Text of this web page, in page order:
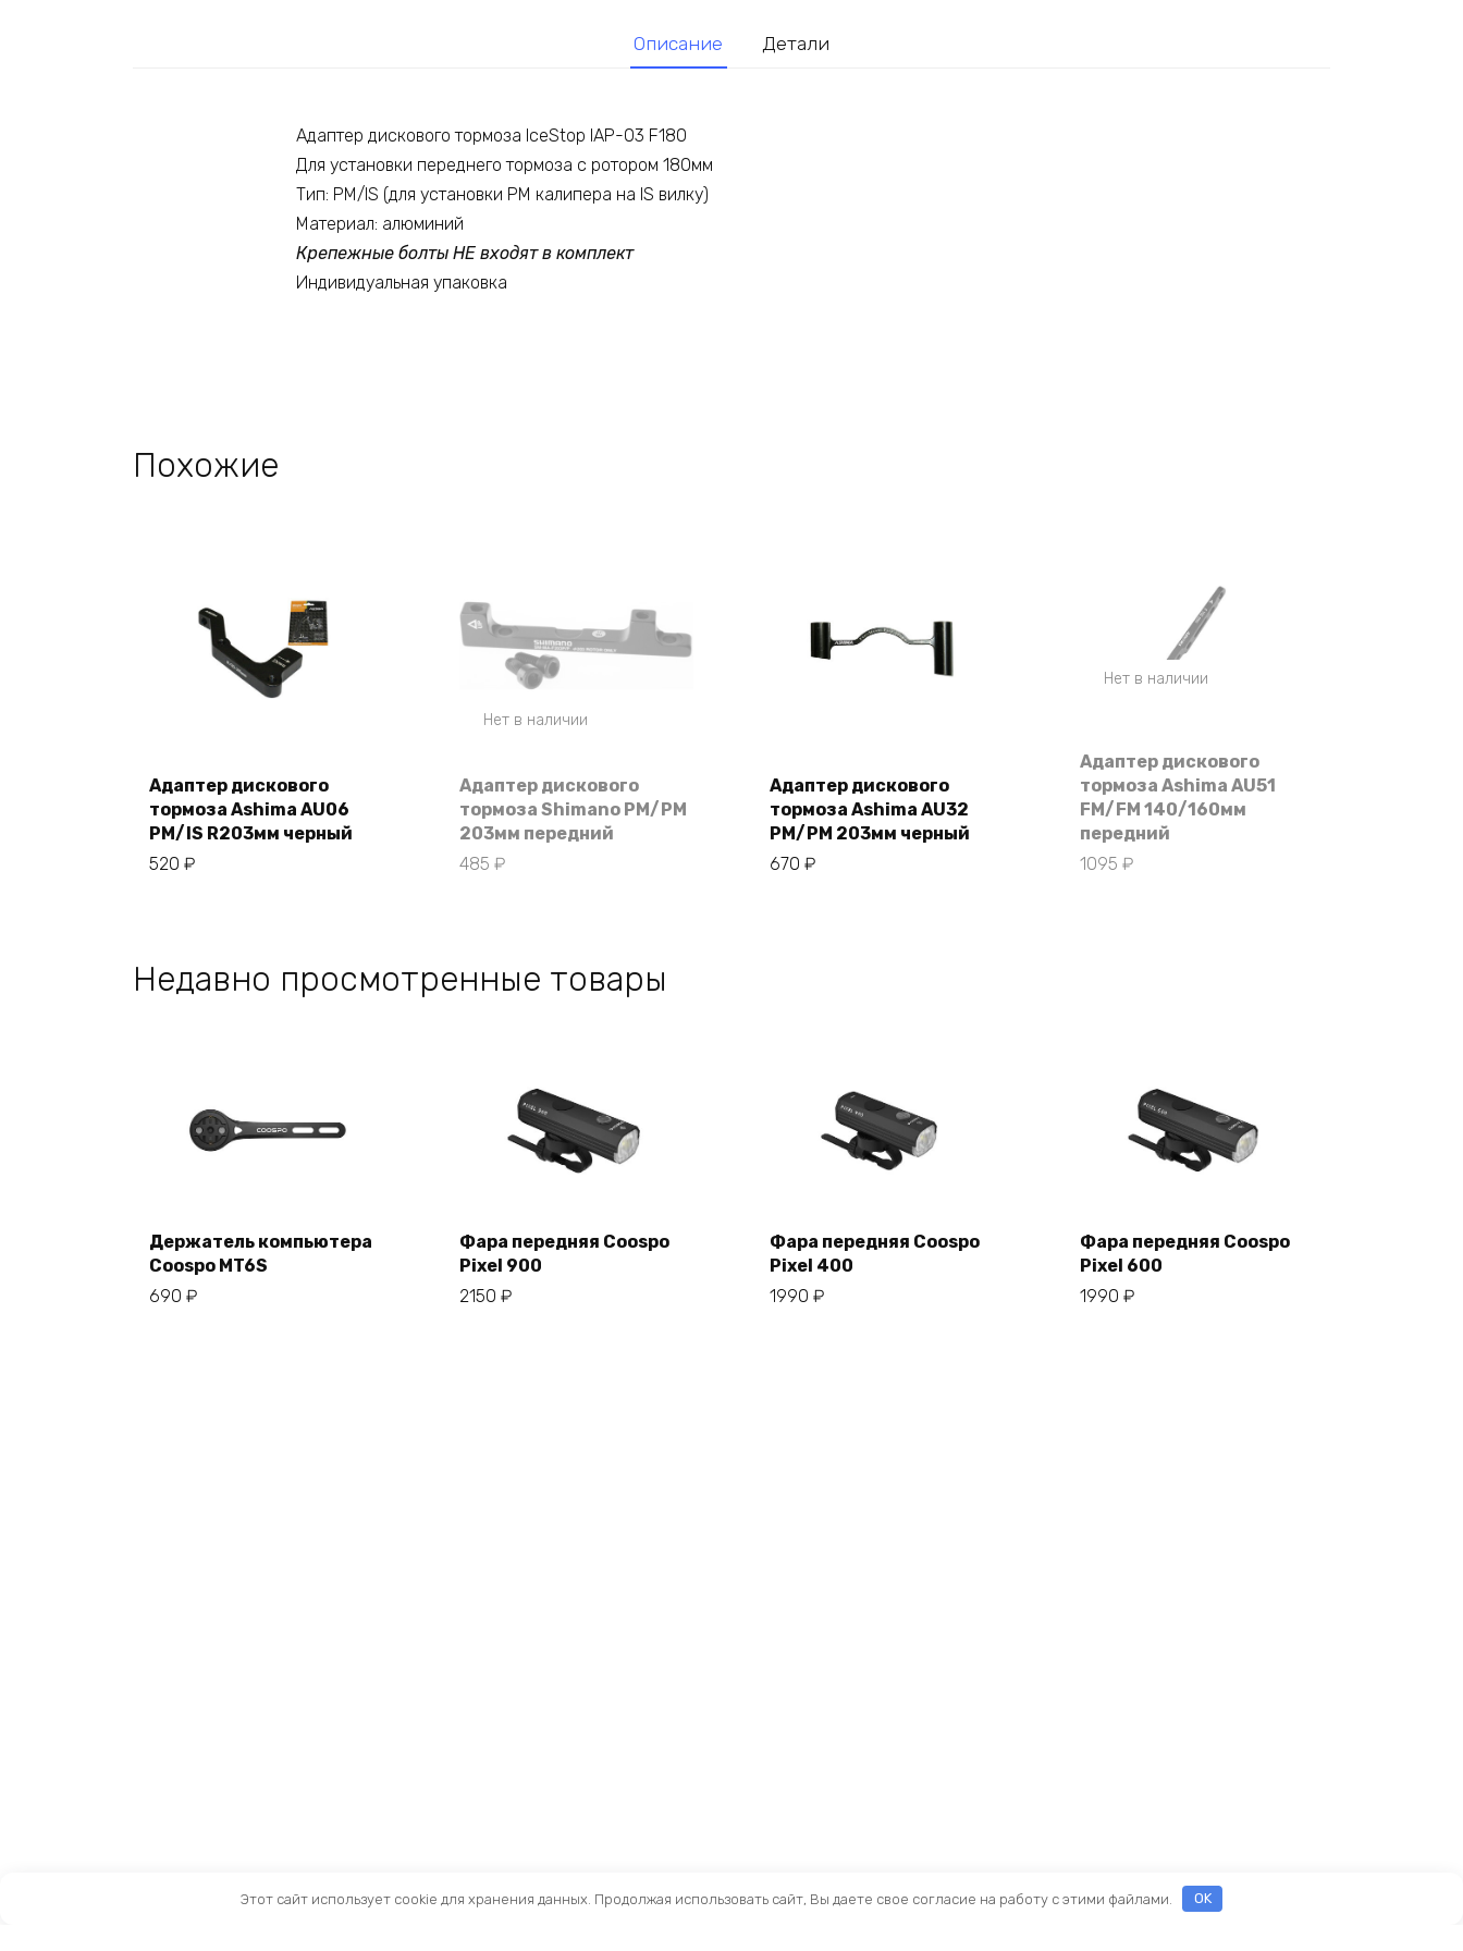
Описание Детали
Адаптер дискового тормоза IceStop IAP-03 F180
Для установки переднего тормоза с ротором 180мм
Тип: PM/IS (для установки PM калипера на IS вилку)
Материал: алюминий
Крепежные болты НЕ входят в комплект
Индивидуальная упаковка
Похожие
В корзину
Адаптер дискового
тормоза Ashima AU06
PM/IS R203мм черный
520 ₽
Нет в наличии
Адаптер дискового
тормоза Shimano PM/PM
203мм передний
485 ₽
В корзину
Адаптер дискового
тормоза Ashima AU32
PM/PM 203мм черный
670 ₽
Нет в наличии
Адаптер дискового
тормоза Ashima AU51
FM/FM 140/160мм
передний
1095 ₽
Недавно просмотренные товары
Держатель компьютера
Coospo MT6S
690 ₽
Фара передняя Coospo
Pixel 900
2150 ₽
Фара передняя Coospo
Pixel 400
1990 ₽
Фара передняя Coospo
Pixel 600
1990 ₽
Этот сайт использует cookie для хранения данных. Продолжая использовать сайт, Вы даете свое согласие на работу с этими файлами. OK